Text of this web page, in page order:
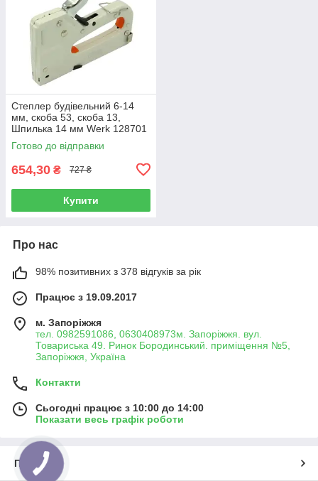
Степлер будівельний 6-14
мм, скоба 53, скоба 13,
Шпилька 14 мм Werk 128701
(62016)
Готово до відправки
654,30 ₴ 727 ₴
Купити
Про нас
98% позитивних з 378 відгуків за рік
Працює з 19.09.2017
м. Запоріжжя
тел. 0982591086, 0630408973м. Запоріжжя. вул.
Товариська 49. Ринок Бородинський. приміщення №5,
Запоріжжя, Україна
Контакти
Сьогодні працює з 10:00 до 14:00
Показати весь графік роботи
Про нас